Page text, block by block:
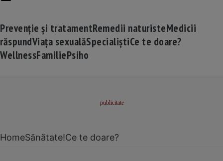
Prevenție și tratamentRemedii naturisteMedicii
răspundViața sexualăSpecialiștiCe te doare?
WellnessFamiliePsiho
HomeSănătate!Ce te doare?